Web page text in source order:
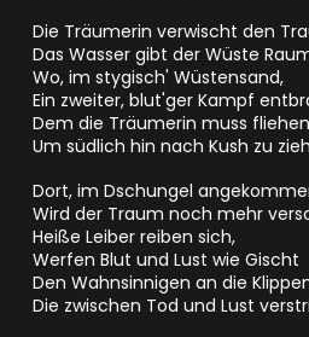
Die Träumerin verwischt den
Das Wasser gibt der Wüste
Wo, im stygisch' Wüstensand,
Ein zweiter, blut'ger Kampf
Dem die Träumerin muss
Um südlich hin nach Kush zu
Dort, im Dschungel
Wird der Traum noch mehr
Heiße Leiber reiben sich,
Werfen Blut und Lust wie Gischt
Den Wahnsinnigen an die
Die zwischen Tod und Lust